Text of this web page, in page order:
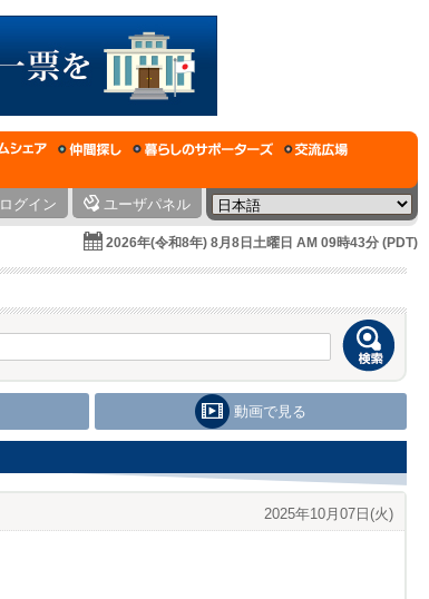
ログイン ユーザパネル
2026年(令和8年) 8月8日土曜日 AM 09時43分 (PDT)
動画で見る
2025年10月07日(火)